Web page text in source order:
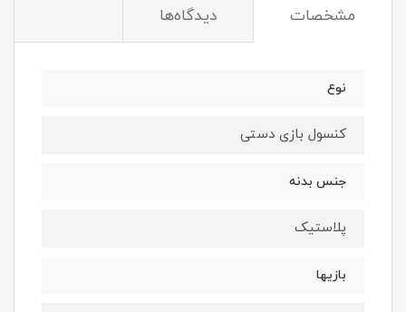
مشخصات دیدگاه‌ها
نوع
کنسول بازی دستی
جنس بدنه
پلاستیک
بازیها